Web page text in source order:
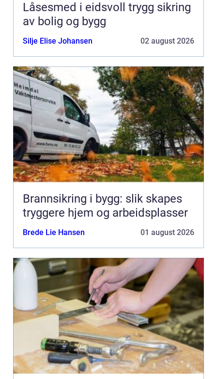
Låsesmed i eidsvoll trygg sikring
av bolig og bygg
Silje Elise Johansen 02 august 2026
Brannsikring i bygg: slik skapes
tryggere hjem og arbeidsplasser
Brede Lie Hansen 01 august 2026